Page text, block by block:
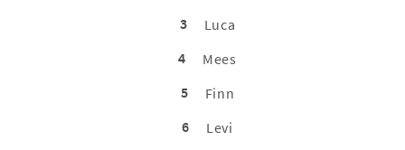
3
Luca
4
Mees
5
Finn
6
Levi